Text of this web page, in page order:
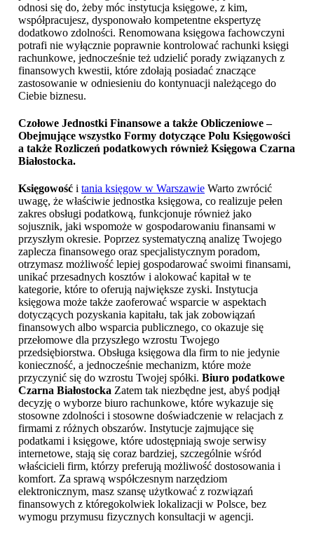
odnosi się do, żeby móc instytucja księgowe, z kim,
współpracujesz, dysponowało kompetentne ekspertyzę
dodatkowo zdolności. Renomowana księgowa fachowczyni
potrafi nie wyłącznie poprawnie kontrolować rachunki księgi
rachunkowe, jednocześnie też udzielić porady związanych z
finansowych kwestii, które zdołają posiadać znaczące
zastosowanie w odniesieniu do kontynuacji należącego do
Ciebie biznesu.
Czołowe Jednostki Finansowe a także Obliczeniowe –
Obejmujące wszystko Formy dotyczące Polu Księgowości
a także Rozliczeń podatkowych również Księgowa Czarna
Białostocka.
Księgowość i tania księgow w Warszawie Warto zwrócić
uwagę, że właściwie jednostka księgowa, co realizuje pełen
zakres obsługi podatkową, funkcjonuje również jako
sojusznik, jaki wspomoże w gospodarowaniu finansami w
przyszłym okresie. Poprzez systematyczną analizę Twojego
zaplecza finansowego oraz specjalistycznym poradom,
otrzymasz możliwość lepiej gospodarować swoimi finansami,
unikać przesadnych kosztów i alokować kapitał w te
kategorie, które to oferują największe zyski. Instytucja
księgowa może także zaoferować wsparcie w aspektach
dotyczących pozyskania kapitału, tak jak zobowiązań
finansowych albo wsparcia publicznego, co okazuje się
przełomowe dla przyszłego wzrostu Twojego
przedsiębiorstwa. Obsługa księgowa dla firm to nie jedynie
konieczność, a jednocześnie mechanizm, które może
przyczynić się do wzrostu Twojej spółki. Biuro podatkowe
Czarna Białostocka Zatem tak niezbędne jest, abyś podjął
decyzję o wyborze biuro rachunkowe, które wykazuje się
stosowne zdolności i stosowne doświadczenie w relacjach z
firmami z różnych obszarów. Instytucje zajmujące się
podatkami i księgowe, które udostępniają swoje serwisy
internetowe, stają się coraz bardziej, szczególnie wśród
właścicieli firm, którzy preferują możliwość dostosowania i
komfort. Za sprawą współczesnym narzędziom
elektronicznym, masz szansę użytkować z rozwiązań
finansowych z któregokolwiek lokalizacji w Polsce, bez
wymogu przymusu fizycznych konsultacji w agencji.